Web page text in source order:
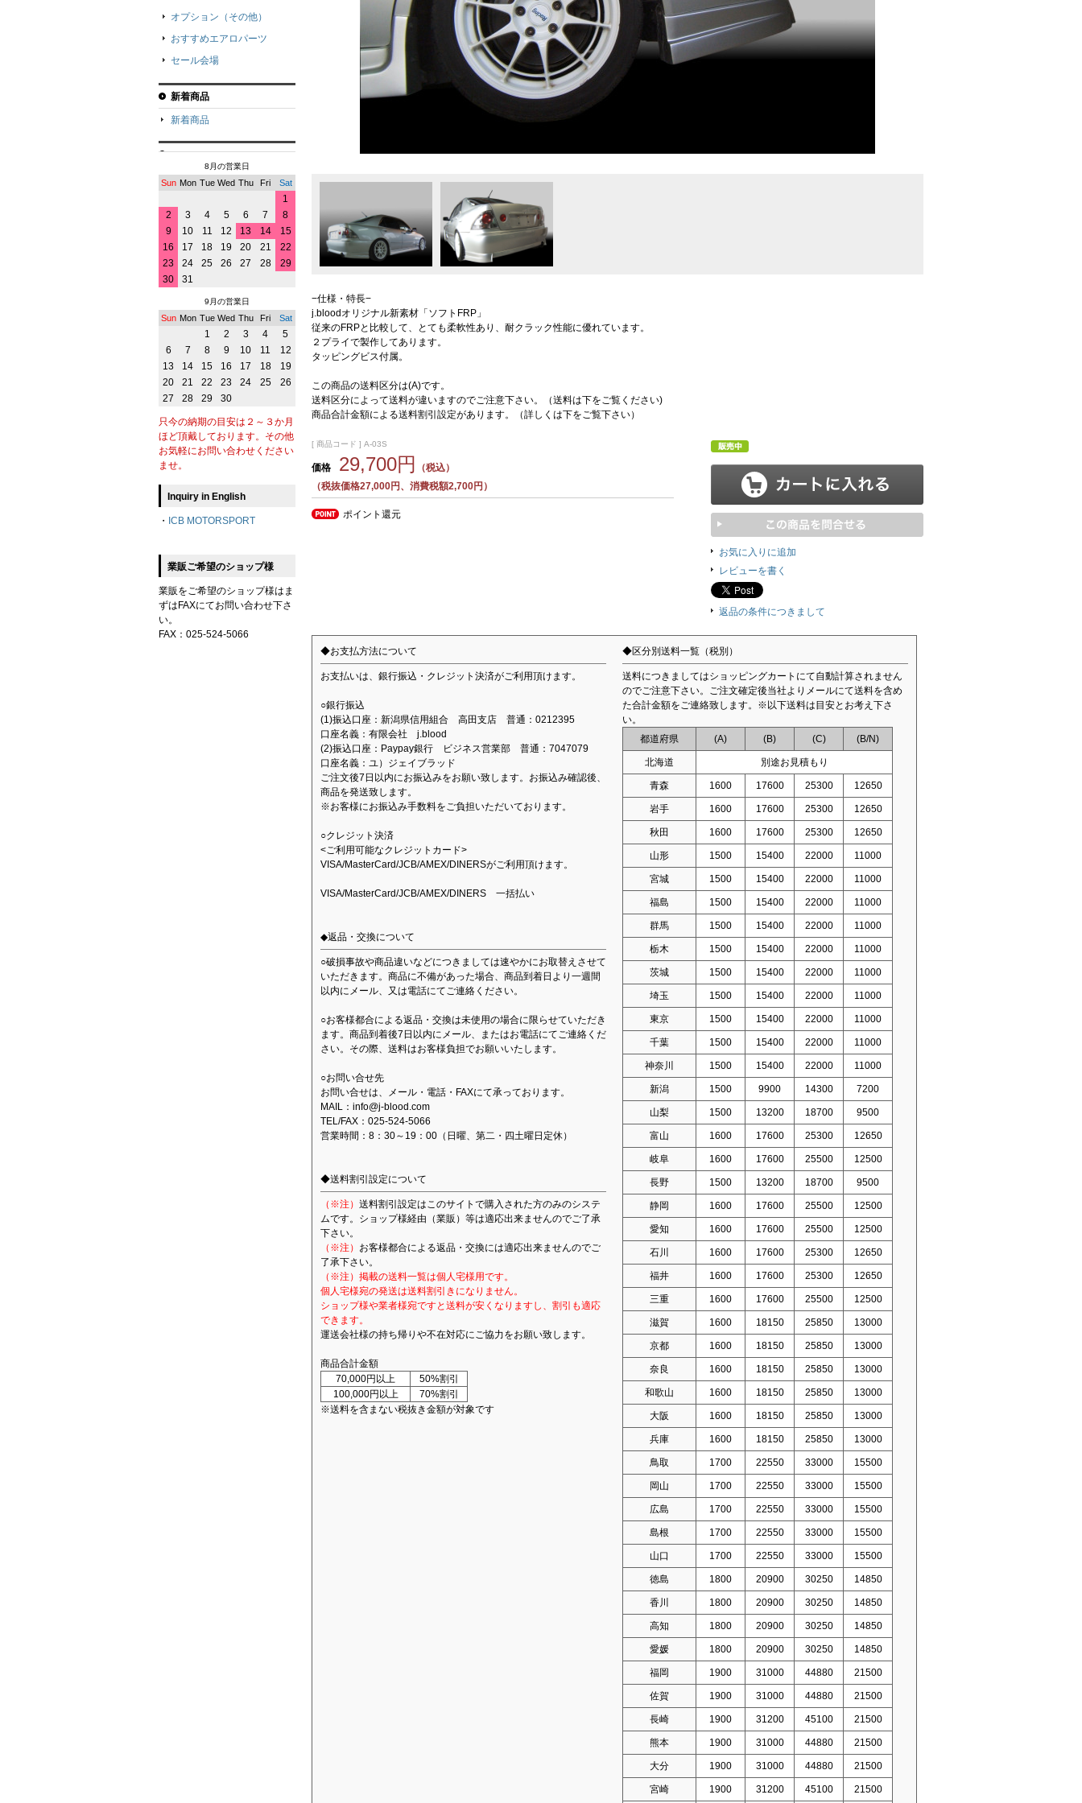
−仕様・特長−
j.bloodオリジナル新素材「ソフトFRP」
従来のFRPと比較して、とても柔軟性あり、耐クラック性能に優れています。
２プライで製作してあります。
タッピングビス付属。
この商品の送料区分は(A)です。
送料区分によって送料が違いますのでご注意下さい。（送料は下をご覧ください)
商品合計金額による送料割引設定があります。（詳しくは下をご覧下さい）
[ 商品コード ] A-03S
価格 29,700円
（税込）
（税抜価格27,000円、消費税額2,700円）
ポイント還元
お気に入りに追加
レビューを書く
返品の条件につきまして
◆お支払方法について
お支払いは、銀行振込・クレジット決済がご利用頂けます。
○銀行振込
(1)振込口座：新潟県信用組合 高田支店 普通：0212395
口座名義：有限会社 j.blood
(2)振込口座：Paypay銀行 ビジネス営業部 普通：7047079
口座名義：ユ）ジェイブラッド
ご注文後7日以内にお振込みをお願い致します。お振込み確認後、
商品を発送致します。
※お客様にお振込み手数料をご負担いただいております。
○クレジット決済
<ご利用可能なクレジットカード>
VISA/MasterCard/JCB/AMEX/DINERSがご利用頂けます。
VISA/MasterCard/JCB/AMEX/DINERS 一括払い
◆返品・交換について
○破損事故や商品違いなどにつきましては速やかにお取替えさせて
いただきます。商品に不備があった場合、商品到着日より一週間
以内にメール、又は電話にてご連絡ください。
○お客様都合による返品・交換は未使用の場合に限らせていただき
ます。商品到着後7日以内にメール、またはお電話にてご連絡くだ
さい。その際、送料はお客様負担でお願いいたします。
○お問い合せ先
お問い合せは、メール・電話・FAXにて承っております。
MAIL：info@j-blood.com
TEL/FAX：025-524-5066
営業時間：8：30～19：00（日曜、第二・四土曜日定休）
◆送料割引設定について
（※注） 送料割引設定はこのサイトで購入された方のみのシステ
ムです。ショップ様経由（業販）等は適応出来ませんのでご了承
下さい。
（※注） お客様都合による返品・交換には適応出来ませんのでご
了承下さい。
（※注）掲載の送料一覧は個人宅様用です。
個人宅様宛の発送は送料割引きになりません。
ショップ様や業者様宛ですと送料が安くなりますし、割引も適応
できます。
運送会社様の持ち帰りや不在対応にご協力をお願い致します。
商品合計金額
70,000円以上
50%割引
100,000円以上
70%割引
※送料を含まない税抜き金額が対象です
◆区分別送料一覧（税別）
送料につきましてはショッピングカートにて自動計算されません
のでご注意下さい。ご注文確定後当社よりメールにて送料を含め
た合計金額をご連絡致します。※以下送料は目安とお考え下さ
い。
都道府県
(A) (B) (C) (B/N)
北海道 別途お見積もり
青森 1600 17600 25300 12650
岩手 1600 17600 25300 12650
秋田 1600 17600 25300 12650
山形 1500 15400 22000 11000
宮城 1500 15400 22000 11000
福島 1500 15400 22000 11000
群馬 1500 15400 22000 11000
栃木 1500 15400 22000 11000
茨城 1500 15400 22000 11000
埼玉 1500 15400 22000 11000
東京 1500 15400 22000 11000
千葉 1500 15400 22000 11000
神奈川 1500 15400 22000 11000
新潟 1500 9900 14300 7200
山梨 1500 13200 18700 9500
富山 1600 17600 25300 12650
岐阜 1600 17600 25500 12500
長野 1500 13200 18700 9500
静岡 1600 17600 25500 12500
愛知 1600 17600 25500 12500
石川 1600 17600 25300 12650
福井 1600 17600 25300 12650
三重 1600 17600 25500 12500
滋賀 1600 18150 25850 13000
京都 1600 18150 25850 13000
奈良 1600 18150 25850 13000
和歌山 1600 18150 25850 13000
大阪 1600 18150 25850 13000
兵庫 1600 18150 25850 13000
鳥取 1700 22550 33000 15500
岡山 1700 22550 33000 15500
広島 1700 22550 33000 15500
島根 1700 22550 33000 15500
山口 1700 22550 33000 15500
徳島 1800 20900 30250 14850
香川 1800 20900 30250 14850
高知 1800 20900 30250 14850
愛媛 1800 20900 30250 14850
福岡 1900 31000 44880 21500
佐賀 1900 31000 44880 21500
長崎 1900 31200 45100 21500
熊本 1900 31000 44880 21500
大分 1900 31000 44880 21500
宮崎 1900 31200 45100 21500
オプション（その他）
おすすめエアロパーツ
セール会場
新着商品
新着商品
8月の営業日
Sun Mon Tue Wed Thu Fri Sat
1
2
3 4 5 6 7
8
9
10 11 12 13 14
15
16
17 18 19 20 21
22
23
24 25 26 27 28
29
30
31
9月の営業日
Sun Mon Tue Wed Thu Fri Sat
1 2 3 4
5
6
7 8 9 10 11
12
13
14 15 16 17 18
19
20
21 22 23 24 25
26
27
28 29 30
只今の納期の目安は２～３か月
ほど頂戴しております。その他
お気軽にお問い合わせください
ませ。
Inquiry in English
・ ICB MOTORSPORT
業販ご希望のショップ様
業販をご希望のショップ様はま
ずはFAXにてお問い合わせ下さ
い。
FAX：025-524-5066